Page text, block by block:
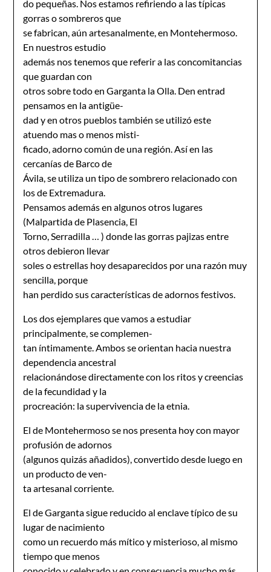
do pequeñas. Nos estamos refiriendo a las típicas
gorras o sombreros que
se fabrican, aún artesanalmente, en Montehermoso.
En nuestros estudio
además nos tenemos que referir a las concomitancias
que guardan con
otros sobre todo en Garganta la Olla. Den entrad
pensamos en la antigüe-
dad y en otros pueblos también se utilizó este
atuendo mas o menos misti-
ficado, adorno común de una región. Así en las
cercanías de Barco de
Ávila, se utiliza un tipo de sombrero relacionado con
los de Extremadura.
Pensamos además en algunos otros lugares
(Malpartida de Plasencia, El
Torno, Serradilla … ) donde las gorras pajizas entre
otros debieron llevar
soles o estrellas hoy desaparecidos por una razón muy
sencilla, porque
han perdido sus características de adornos festivos.
Los dos ejemplares que vamos a estudiar
principalmente, se complemen-
tan íntimamente. Ambos se orientan hacia nuestra
dependencia ancestral
relacionándose directamente con los ritos y creencias
de la fecundidad y la
procreación: la supervivencia de la etnia.
El de Montehermoso se nos presenta hoy con mayor
profusión de adornos
(algunos quizás añadidos), convertido desde luego en
un producto de ven-
ta artesanal corriente.
El de Garganta sigue reducido al enclave típico de su
lugar de nacimiento
como un recuerdo más mítico y misterioso, al mismo
tiempo que menos